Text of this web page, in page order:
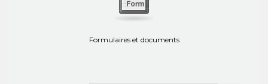
Formulaires et documents